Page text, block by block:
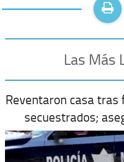
Las Más
Reventaron casa
secuestrados;